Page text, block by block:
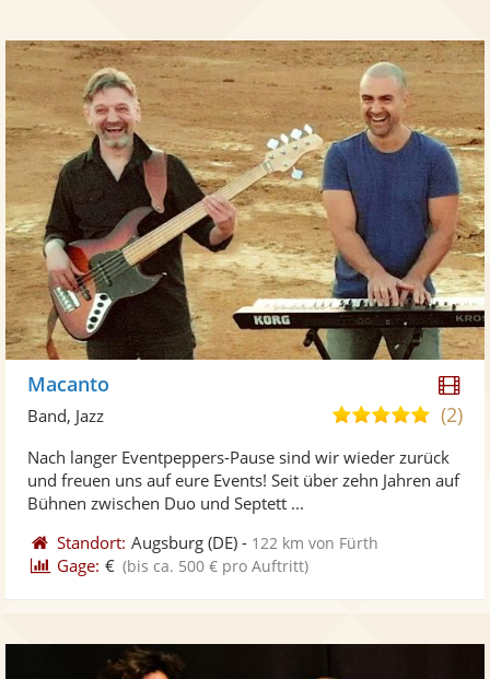
Macanto
5,0
5
(2)
Band, Jazz
Nach langer Eventpeppers-Pause sind wir wieder zurück
und freuen uns auf eure Events! Seit über zehn Jahren auf
Bühnen zwischen Duo und Septett ...
Standort: Augsburg (DE) - 122 km von Fürth
Gage: € (bis ca. 500 € pro Auftritt)